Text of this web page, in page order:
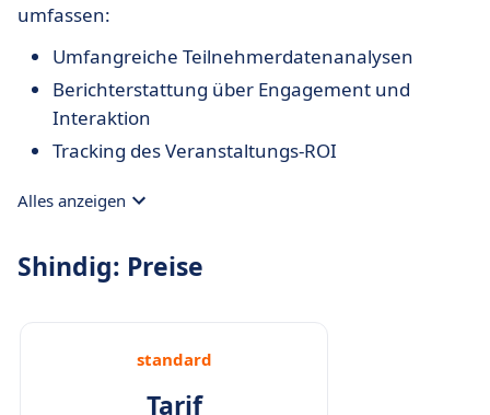
umfassen:
Umfangreiche Teilnehmerdatenanalysen
Berichterstattung über Engagement und
Interaktion
Tracking des Veranstaltungs-ROI
Alles anzeigen
Shindig: Preise
standard
Tarif